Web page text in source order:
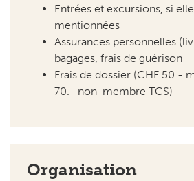
Entrées et excursions, si
mentionnées
Assurances personnelles
bagages, frais de guérison
Frais de dossier (CHF 50.-
70.- non-membre TCS)
Organisation